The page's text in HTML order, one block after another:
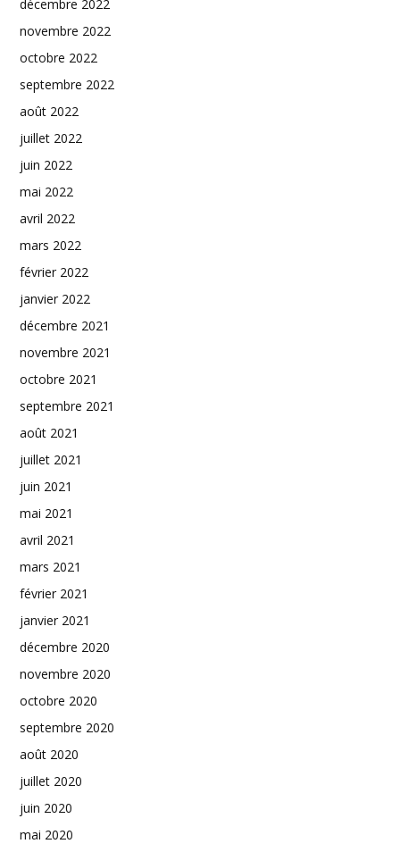
décembre 2022
novembre 2022
octobre 2022
septembre 2022
août 2022
juillet 2022
juin 2022
mai 2022
avril 2022
mars 2022
février 2022
janvier 2022
décembre 2021
novembre 2021
octobre 2021
septembre 2021
août 2021
juillet 2021
juin 2021
mai 2021
avril 2021
mars 2021
février 2021
janvier 2021
décembre 2020
novembre 2020
octobre 2020
septembre 2020
août 2020
juillet 2020
juin 2020
mai 2020